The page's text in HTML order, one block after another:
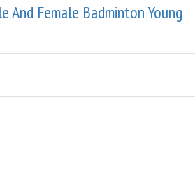
Female Badminton Young